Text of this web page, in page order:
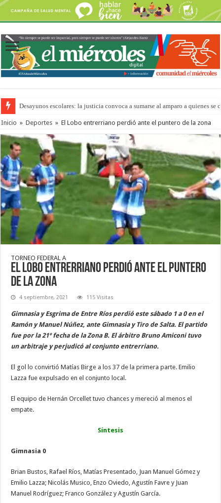
Desayunos escolares: la justicia convoca a sumarse al amparo a quienes se
“La Feria en tu Barrio” para agostocon sus días y horarios
Inicio » Deportes » El Lobo entrerriano perdió ante el puntero de la zona
TORNEO FEDERAL A
El Lobo entrerriano perdió ante el puntero
de la zona
4 septiembre, 2021 115 Visitas
Gimnasia y Esgrima de Entre Ríos perdió este sábado 1 a 0 en el
Ramón y Manuel Núñez, ante Gimnasia y Tiro de Salta. El partido
fue por la 21º fecha de la Zona B. El árbitro Bruno Amiconi tuvo
un arbitraje y perjudicó al conjunto entrerriano.
El gol lo convirtió Matías Birge a los 37 de la primera parte. Emilio
Lazza fue expulsado en el conjunto local.
El equipo de Hernán Orcellet tuvo chances y mereció al menos el
empate.
Síntesis
Gimnasia 0
Brian Bustos, Rafael Ríos, Matías Presentado, Juan Manuel Gómez y
Emilio Lazza; Nicolás Musico, Enzo Oviedo, Agustín Favre y Juan
Manuel Rodríguez; Franco González y Agustín García.